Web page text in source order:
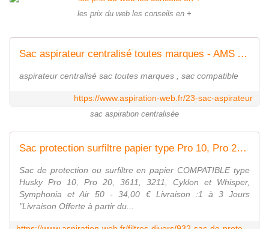
les prix du web les conseils en +
Sac aspirateur centralisé toutes marques - AMS Aspiration Centralisée
aspirateur centralisé sac toutes marques , sac compatible
https://www.aspiration-web.fr/23-sac-aspirateur
sac aspiration centralisée
Sac protection surfiltre papier type Pro 10, Pro 20, 3611, 3211, et , et Air 50
Sac de protection ou surfiltre en papier COMPATIBLE type
Husky Pro 10, Pro 20, 3611, 3211, Cyklon et Whisper,
Symphonia et Air 50 - 34,00 € Livraison :1 à 3 Jours
"Livraison Offerte à partir du...